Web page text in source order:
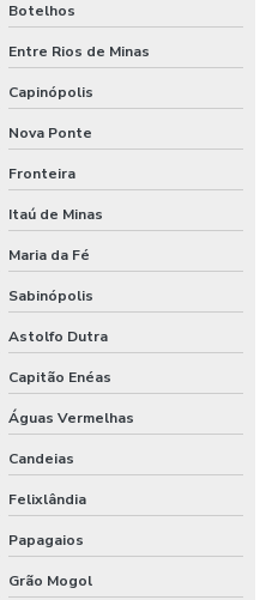
Botelhos
Entre Rios de Minas
Capinópolis
Nova Ponte
Fronteira
Itaú de Minas
Maria da Fé
Sabinópolis
Astolfo Dutra
Capitão Enéas
Águas Vermelhas
Candeias
Felixlândia
Papagaios
Grão Mogol